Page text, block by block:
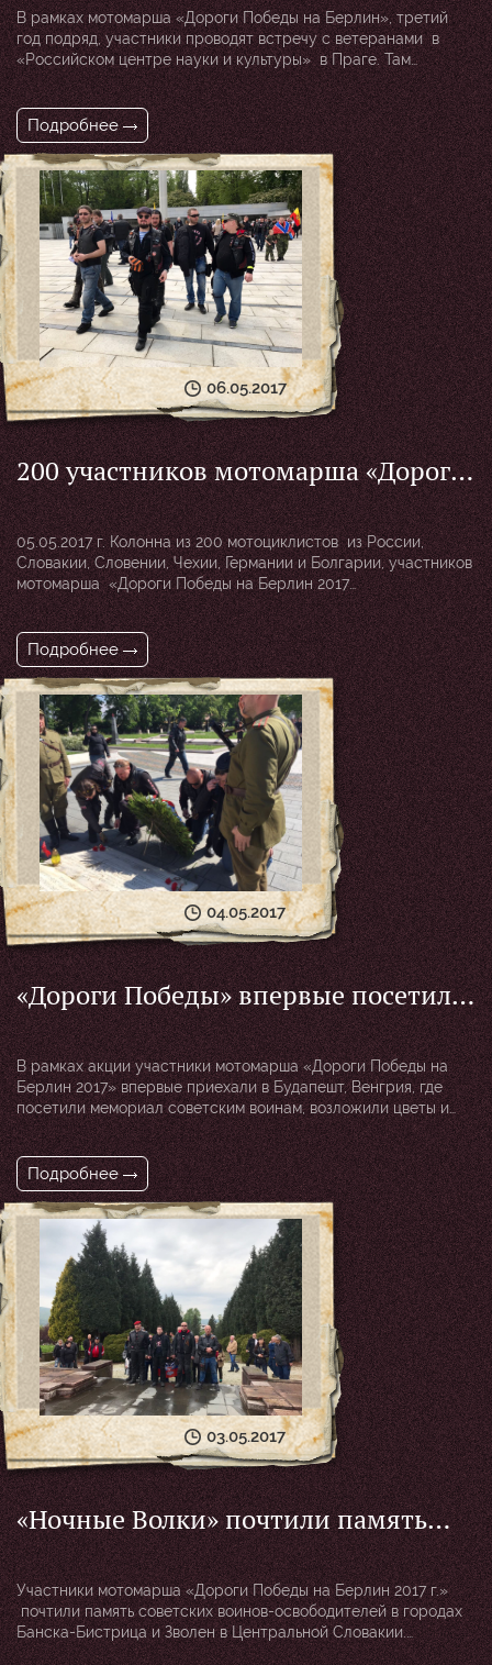
науки и культуры» в Праге
В рамках мотомарша «Дороги Победы на Берлин», третий
год подряд, участники проводят встречу с ветеранами в
«Российском центре науки и культуры» в Праге. Там
«Ночных Волков» встретили — Чрезвычайный и полномочный
Посол РФ в Чешской Республике – Змеевский Александр
Владимирович, ветераны и соотечественники. На
мероприятии выступил ансамбль с песнями военных лет,
были произнесены торжественные речи, на память об этой […]
Подробнее
06.05.2017
200 участников мотомарша «Дороги
Победы на Берлин 2017 г.»
возложили венки к мемориалам в
Брно и Позоржице, Чехия
05.05.2017 г. Колонна из 200 мотоциклистов из России,
Словакии, Словении, Чехии, Германии и Болгарии, участников
мотомарша «Дороги Победы на Берлин 2017
г.» международного мотоклуба «Ночные волки» прибыла
в Чехию. В город Брно, где возложили венки к памятнику
красноармейцев на почетном участке Центрального
городского кладбища. На котором покоится почти четыре
тысячи воинов-освободителей» К акции присоединились
примерно 200 местных жителей и представители чешских […]
Подробнее
04.05.2017
«Дороги Победы» впервые посетили
Венгрию
В рамках акции участники мотомарша «Дороги Победы на
Берлин 2017» впервые приехали в Будапешт, Венгрия, где
посетили мемориал советским воинам, возложили цветы и
почтили память погибших солдат. Совместно с
руководителем Представительства Министерства обороны
РФ по организации и ведению военно-мемориальной работы
в Венгрии Оверчук Алексеем Винадьевичем.
Подробнее
03.05.2017
«Ночные Волки» почтили память
советских воинов-освободителей в
Словакии
Участники мотомарша «Дороги Победы на Берлин 2017 г.»
почтили память советских воинов-освободителей в городах
Банска-Бистрица и Зволен в Центральной Словакии.
Где возложили венки к памятникам Словацкому